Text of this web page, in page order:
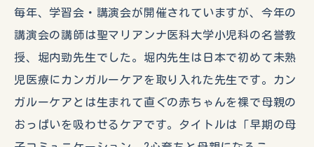
毎年、学習会・講演会が開催されていますが、今年の
講演会の講師は聖マリアンナ医科大学小児科の名誉教
授、堀内勁先生でした。堀内先生は日本で初めて未熟
児医療にカンガルーケアを取り入れた先生です。カン
ガルーケアとは生まれて直ぐの赤ちゃんを裸で母親の
おっぱいを吸わせるケアです。タイトルは「早期の母